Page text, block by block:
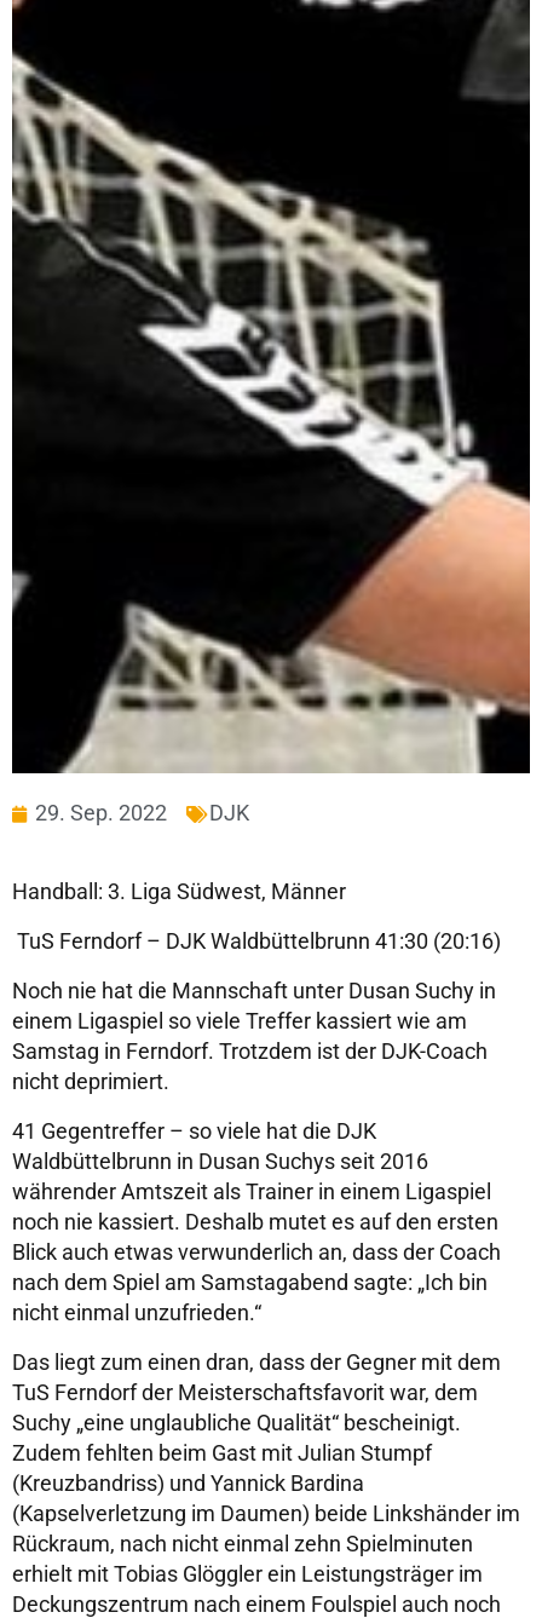
29. Sep. 2022 DJK
Handball: 3. Liga Südwest, Männer
TuS Ferndorf – DJK Waldbüttelbrunn 41:30 (20:16)
Noch nie hat die Mannschaft unter Dusan Suchy in
einem Ligaspiel so viele Treffer kassiert wie am
Samstag in Ferndorf. Trotzdem ist der DJK-Coach
nicht deprimiert.
41 Gegentreffer – so viele hat die DJK
Waldbüttelbrunn in Dusan Suchys seit 2016
währender Amtszeit als Trainer in einem Ligaspiel
noch nie kassiert. Deshalb mutet es auf den ersten
Blick auch etwas verwunderlich an, dass der Coach
nach dem Spiel am Samstagabend sagte: „Ich bin
nicht einmal unzufrieden.“
Das liegt zum einen dran, dass der Gegner mit dem
TuS Ferndorf der Meisterschaftsfavorit war, dem
Suchy „eine unglaubliche Qualität“ bescheinigt.
Zudem fehlten beim Gast mit Julian Stumpf
(Kreuzbandriss) und Yannick Bardina
(Kapselverletzung im Daumen) beide Linkshänder im
Rückraum, nach nicht einmal zehn Spielminuten
erhielt mit Tobias Glöggler ein Leistungsträger im
Deckungszentrum nach einem Foulspiel auch noch